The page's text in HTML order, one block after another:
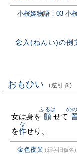
小桜姫物語：03 小
念入(ねんい)の例
おもひい (逆引き)
女は身を 顫
ふるは
せて
の
を作
な
せり。
金色夜叉 (新字旧仮名)